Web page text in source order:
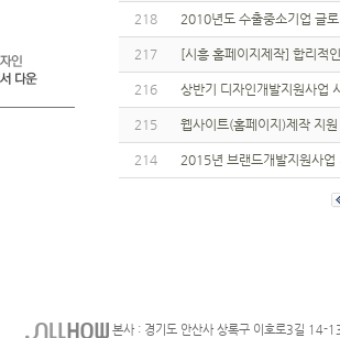
218 2010년도 수출중소기업 글
217 [시흥 홈페이지제작] 합리적
216 상반기 디자인개발지원사업
215 웹사이트(홈페이지)제작 지
214 2015년 브랜드개발지원사업
본사 : 경기도 안산사 상록구 이호로3길 14-